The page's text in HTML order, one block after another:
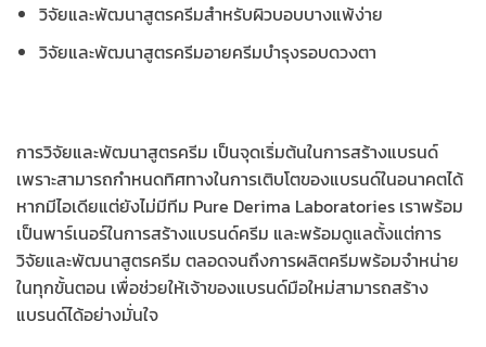
วิจัยและพัฒนาสูตรครีมสำหรับผิวบอบบางแพ้ง่าย
วิจัยและพัฒนาสูตรครีมอายครีมบำรุงรอบดวงตา
การวิจัยและพัฒนาสูตรครีม เป็นจุดเริ่มต้นในการสร้างแบรนด์
เพราะสามารถกำหนดทิศทางในการเติบโตของแบรนด์ในอนาคตได้
หากมีไอเดียแต่ยังไม่มีทีม Pure Derima Laboratories เราพร้อม
เป็นพาร์เนอร์ในการสร้างแบรนด์ครีม และพร้อมดูแลตั้งแต่การ
วิจัยและพัฒนาสูตรครีม ตลอดจนถึงการผลิตครีมพร้อมจำหน่าย
ในทุกขั้นตอน เพื่อช่วยให้เจ้าของแบรนด์มือใหม่สามารถสร้าง
แบรนด์ได้อย่างมั่นใจ